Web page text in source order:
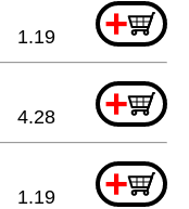
+
1.19
+
4.28
+
1.19